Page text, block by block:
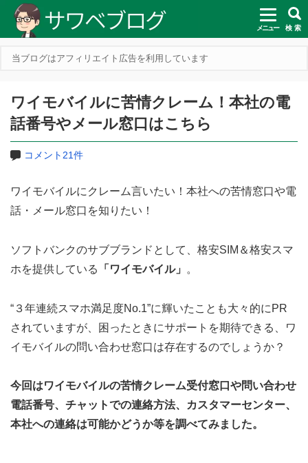
メニュー 検 索
当ブログはアフィリエイト広告を利用しています
ワイモバイルに苦情クレーム！本社の電
話番号やメール窓口はこちら
コメント21件
ワイモバイルにクレーム言いたい！本社への苦情窓口や電
話・メール窓口を知りたい！
ソフトバンクのサブブランドとして、格安SIM＆格安スマ
ホを提供している
「ワイモバイル」 。
“３年連続スマホ満足度No.1”に輝いたことも大々的にPR
されていますが、困ったときにサポートを期待できる、ワ
イモバイルの問い合わせ窓口は存在するのでしょうか？
今回はワイモバイルの苦情クレーム受付窓口や問い合わせ
電話番号、チャットでの連絡方法、カスタマーセンター、
本社への連絡は可能かどうか等を調べてみました。